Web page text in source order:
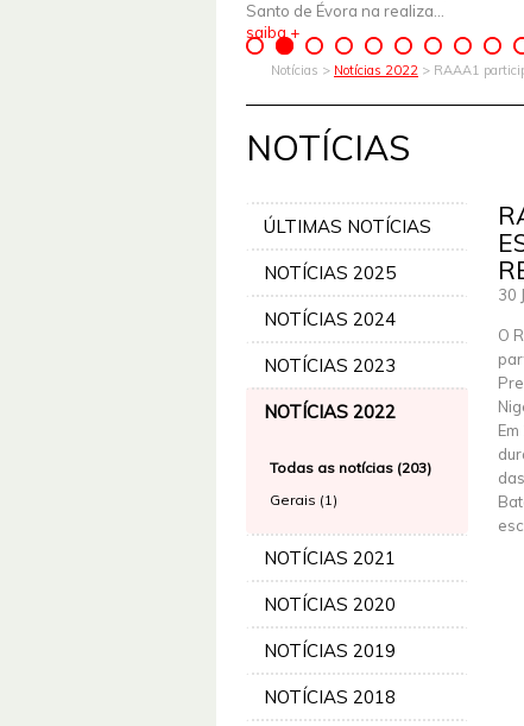
Santo de Évora na realiza...
saiba +
Notícias > Notícias 2022 > RAAA1
NOTÍCIAS
ÚLTIMAS NOTÍCIAS
NOTÍCIAS 2025
NOTÍCIAS 2024
NOTÍCIAS 2023
NOTÍCIAS 2022
Todas as notícias (203)
Gerais (1)
NOTÍCIAS 2021
NOTÍCIAS 2020
NOTÍCIAS 2019
NOTÍCIAS 2018
30
O